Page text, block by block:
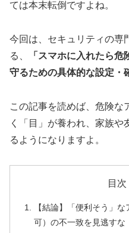
ては本末転倒ですよね。
今回は、セキュリティの専
る、
「スマホに入れたら
守るための具体的な設定・
この記事を読めば、危険な
く「目」が養われ、家族
るようになりますよ。
目次
【結論】「便利そう」
可）の不一致を見逃すな